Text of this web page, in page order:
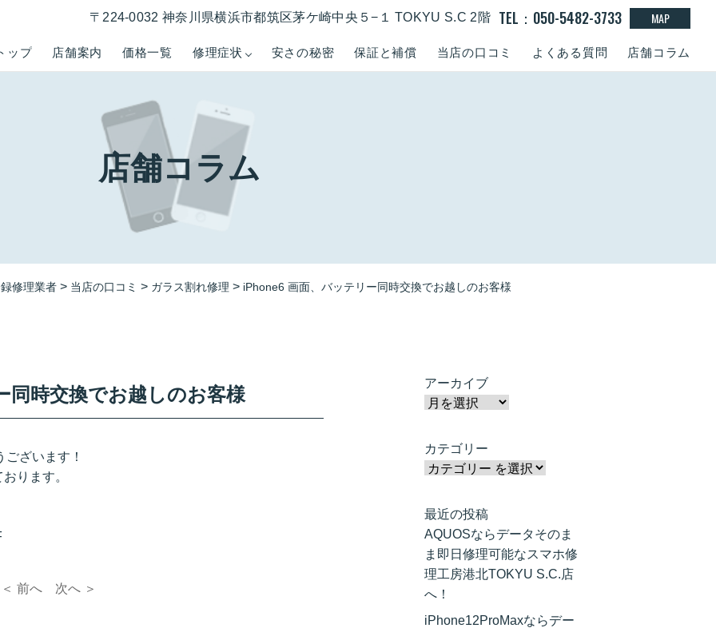
ップ 店舗案内 価格一覧 修理症状 安さの秘密 保証と補償 当店の口コミ よくある質問 店舗コラム
〒224-0032 神奈川県横浜市都筑区茅ケ崎中央５−１ TOKYU S.C 2階 TEL：050-5482-3733 MAP
店舗コラム
修理業者 > 当店の口コミ > ガラス割れ修理 > iPhone6 画面、バッテリー同時交換でお越しのお客様
時交換でお越しのお客様
ざいます！
ります。
＜ 前へ 次へ ＞
アーカイブ
カテゴリー
最近の投稿
AQUOSならデータそのま
ま即日修理可能なスマホ修
理工房港北TOKYU S.C.店
へ！
iPhone12ProMaxならデー